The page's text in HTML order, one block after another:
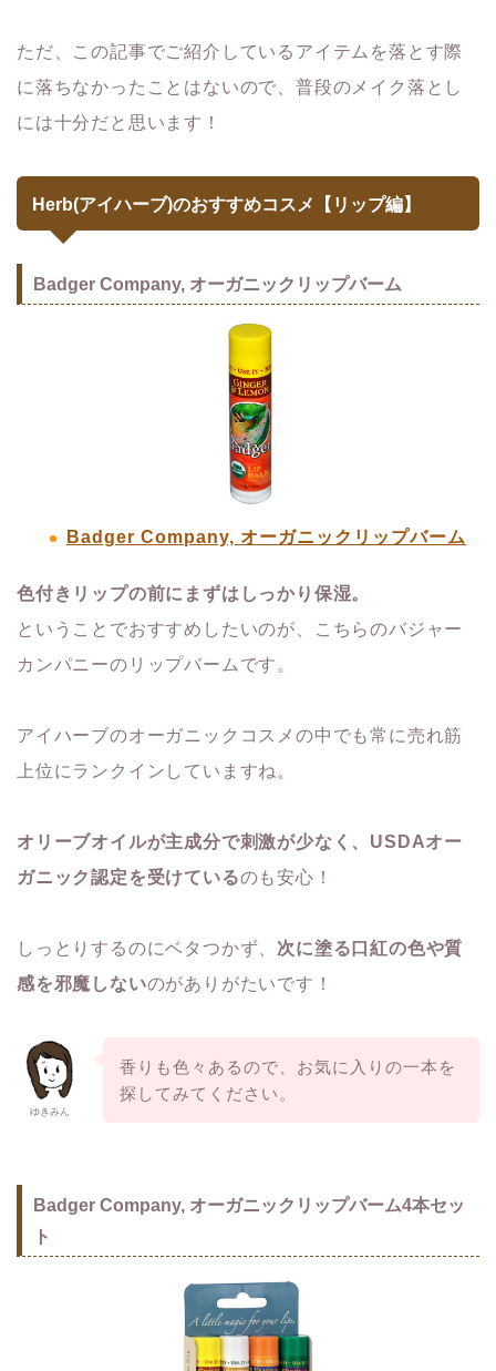
ただ、この記事でご紹介しているアイテムを落とす際
に落ちなかったことはないので、普段のメイク落とし
には十分だと思います！
Herb(アイハーブ)のおすすめコスメ【リップ編】
Badger Company, オーガニックリップバーム
Badger Company, オーガニックリップバーム
色付きリップの前にまずはしっかり保湿。
ということでおすすめしたいのが、こちらのバジャー
カンパニーのリップバームです。
アイハーブのオーガニックコスメの中でも常に売れ筋
上位にランクインしていますね。
オリーブオイルが主成分で刺激が少なく、USDAオー
ガニック認定を受けているのも安心！
しっとりするのにベタつかず、 次に塗る口紅の色や質
感を邪魔しないのがありがたいです！
ゆきみん
香りも色々あるので、お気に入りの一本を
探してみてください。
Badger Company, オーガニックリップバーム4本セッ
ト